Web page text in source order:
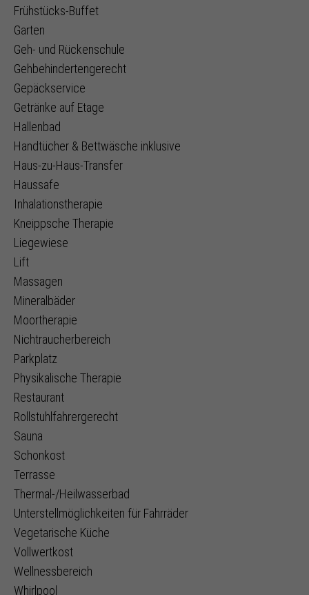
Frühstücks-Buffet
Garten
Geh- und Rückenschule
Gehbehindertengerecht
Gepäckservice
Getränke auf Etage
Hallenbad
Handtücher & Bettwäsche inklusive
Haus-zu-Haus-Transfer
Haussafe
Inhalationstherapie
Kneippsche Therapie
Liegewiese
Lift
Massagen
Mineralbäder
Moortherapie
Nichtraucherbereich
Parkplatz
Physikalische Therapie
Restaurant
Rollstuhlfahrergerecht
Sauna
Schonkost
Terrasse
Thermal-/Heilwasserbad
Unterstellmöglichkeiten für Fahrräder
Vegetarische Küche
Vollwertkost
Wellnessbereich
Whirlpool